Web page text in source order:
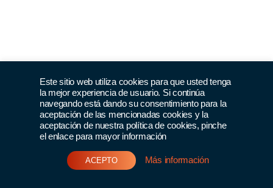
Únete al club >
Este sitio web utiliza cookies para que usted tenga
la mejor experiencia de usuario. Si continúa
navegando está dando su consentimiento para la
aceptación de las mencionadas cookies y la
aceptación de nuestra política de cookies, pinche
el enlace para mayor información
ACEPTO Más información